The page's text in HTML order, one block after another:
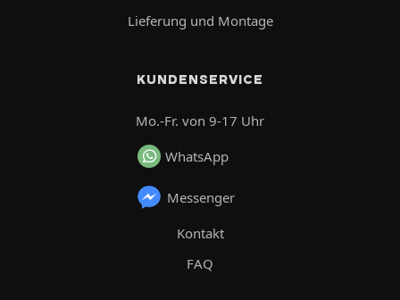
Lieferung und Montage
KUNDENSERVICE
Mo.-Fr. von 9-17 Uhr
WhatsApp
Messenger
Kontakt
FAQ